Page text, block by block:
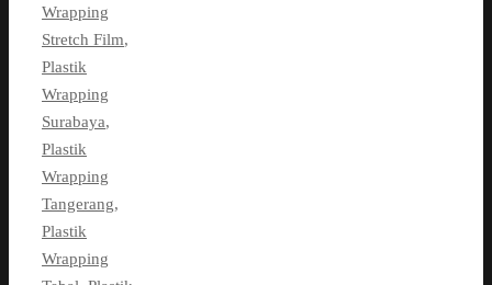
Wrapping
Stretch Film,
Plastik
Wrapping
Surabaya,
Plastik
Wrapping
Tangerang,
Plastik
Wrapping